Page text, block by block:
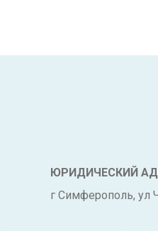
ЮРИДИЧЕСКИЙ
г Симферополь, ул